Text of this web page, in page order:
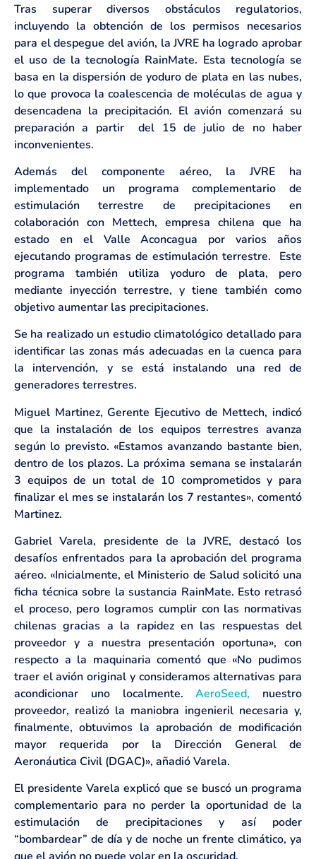
Tras superar diversos obstáculos regulatorios,
incluyendo la obtención de los permisos necesarios
para el despegue del avión, la JVRE ha logrado aprobar
el uso de la tecnología RainMate. Esta tecnología se
basa en la dispersión de yoduro de plata en las nubes,
lo que provoca la coalescencia de moléculas de agua y
desencadena la precipitación. El avión comenzará su
preparación a partir del 15 de julio de no haber
inconvenientes.
Además del componente aéreo, la JVRE ha
implementado un programa complementario de
estimulación terrestre de precipitaciones en
colaboración con Mettech, empresa chilena que ha
estado en el Valle Aconcagua por varios años
ejecutando programas de estimulación terrestre. Este
programa también utiliza yoduro de plata, pero
mediante inyección terrestre, y tiene también como
objetivo aumentar las precipitaciones.
Se ha realizado un estudio climatológico detallado para
identificar las zonas más adecuadas en la cuenca para
la intervención, y se está instalando una red de
generadores terrestres.
Miguel Martinez, Gerente Ejecutivo de Mettech, indicó
que la instalación de los equipos terrestres avanza
según lo previsto. «Estamos avanzando bastante bien,
dentro de los plazos. La próxima semana se instalarán
3 equipos de un total de 10 comprometidos y para
finalizar el mes se instalarán los 7 restantes», comentó
Martinez.
Gabriel Varela, presidente de la JVRE, destacó los
desafíos enfrentados para la aprobación del programa
aéreo. «Inicialmente, el Ministerio de Salud solicitó una
ficha técnica sobre la sustancia RainMate. Esto retrasó
el proceso, pero logramos cumplir con las normativas
chilenas gracias a la rapidez en las respuestas del
proveedor y a nuestra presentación oportuna», con
respecto a la maquinaria comentó que «No pudimos
traer el avión original y consideramos alternativas para
acondicionar uno localmente.AeroSeed, nuestro
proveedor, realizó la maniobra ingenieril necesaria y,
finalmente, obtuvimos la aprobación de modificación
mayor requerida por la Dirección General de
Aeronáutica Civil (DGAC)», añadió Varela.
El presidente Varela explicó que se buscó un programa
complementario para no perder la oportunidad de la
estimulación de precipitaciones y así poder
“bombardear” de día y de noche un frente climático, ya